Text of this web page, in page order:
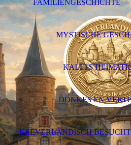
FAMILIENGESCHICHTE
MYSTISCHE
KALLI'S
DÖNKES EN
KLEVERLÄNDISCH BESUCHT